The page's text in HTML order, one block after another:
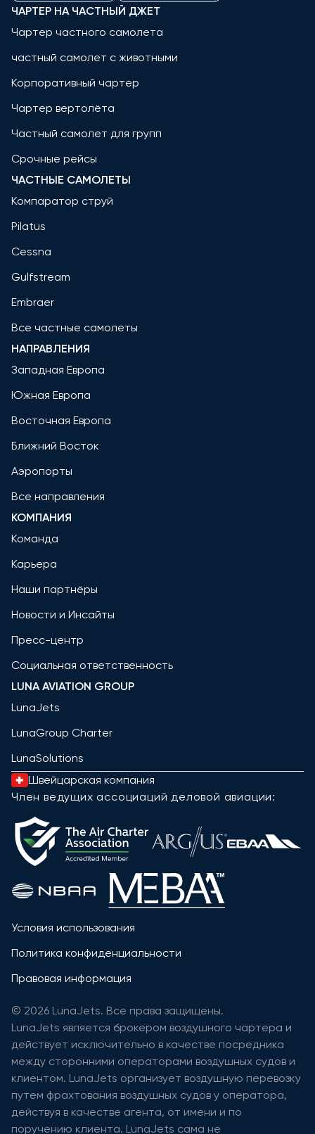
ЧАРТЕР НА ЧАСТНЫЙ ДЖЕТ
Чартер частного самолета
частный самолет с животными
Корпоративный чартер
Чартер вертолёта
Частный самолет для групп
Срочные рейсы
ЧАСТНЫЕ САМОЛЕТЫ
Компаратор струй
Pilatus
Cessna
Gulfstream
Embraer
Все частные самолеты
НАПРАВЛЕНИЯ
Западная Европа
Южная Европа
Восточная Европа
Ближний Восток
Аэропорты
Все направления
КОМПАНИЯ
Команда
Карьера
Наши партнёры
Новости и Инсайты
Пресс-центр
Социальная ответственность
LUNA AVIATION GROUP
LunaJets
LunaGroup Charter
LunaSolutions
Швейцарская компания
Член ведущих ассоциаций деловой авиации:
Условия использования
Политика конфиденциальности
Правовая информация
© 2026 LunaJets. Все права защищены.
LunaJets является брокером воздушного чартера и
действует исключительно в качестве посредника
между сторонними операторами воздушных судов и
клиентом. LunaJets организует воздушную перевозку
путем фрахтования воздушных судов у оператора,
действуя в качестве агента, от имени и по
поручению клиента. LunaJets сама не